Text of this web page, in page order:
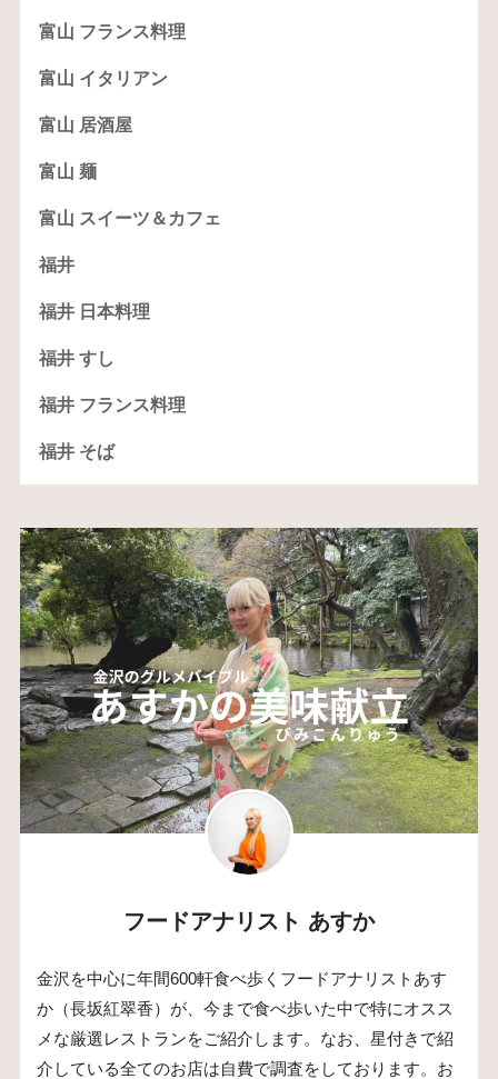
富山 フランス料理
富山 イタリアン
富山 居酒屋
富山 麺
富山 スイーツ＆カフェ
福井
福井 日本料理
福井 すし
福井 フランス料理
福井 そば
フードアナリスト あすか
金沢を中心に年間600軒食べ歩くフードアナリストあす
か（長坂紅翠香）が、今まで食べ歩いた中で特にオスス
メな厳選レストランをご紹介します。なお、星付きで紹
介している全てのお店は自費で調査をしております。お